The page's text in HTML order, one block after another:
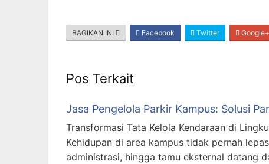
BAGIKAN INI Facebook Twitter Google+
Pos Terkait
Jasa Pengelola Parkir Kampus: Solusi
Transformasi Tata Kelola Kendaraan di
Kehidupan di area kampus tidak pernah
administrasi, hingga tamu eksternal datang